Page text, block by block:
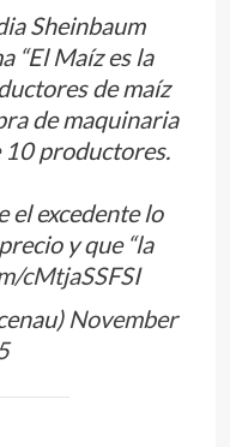
Sheinbaum
“El Maíz es la
de maíz
de maquinaria
10 productores.
el excedente lo
y que “la
cMtjaSSFSI
November